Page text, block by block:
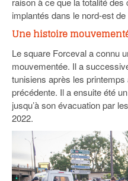
implantés dans le nord-est de
Une histoire
Le square Forceval a connu
mouvementée. Il a
tunisiens après les
précédente. Il a ensuite été
jusqu’à son évacuation par
2022.